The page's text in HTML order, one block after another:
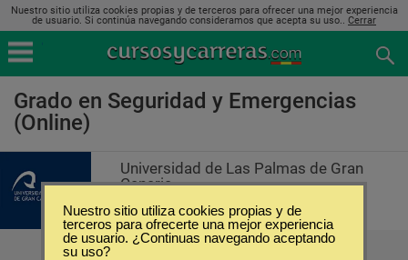
Nuestro sitio utiliza cookies propias y de terceros para ofrecer una mejor experiencia
de usuario. Si continúa navegando consideramos que acepta su uso.. Cerrar
Grado en Seguridad y Emergencias
(Online)
Universidad de Las Palmas de Gran
Canaria
Nuestro sitio utiliza cookies propias y de
terceros para ofrecerte una mejor experiencia
de usuario. ¿Continuas navegando aceptando
su uso?